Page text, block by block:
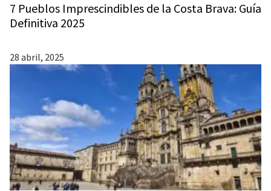
7 Pueblos Imprescindibles de la Costa Brava: Guía
Definitiva 2025
28 abril, 2025